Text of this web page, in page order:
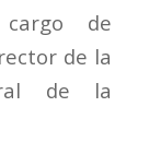
de
de la
de la